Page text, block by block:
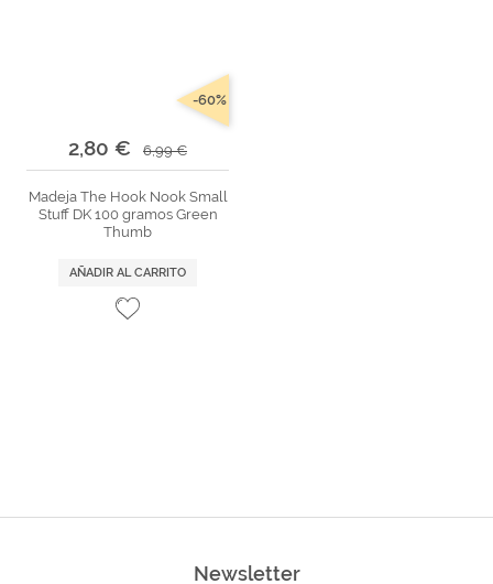
2,80 € 6,99 €
-60%
Madeja The Hook Nook Small
Stuff DK 100 gramos Green
Thumb
AÑADIR AL CARRITO
Newsletter